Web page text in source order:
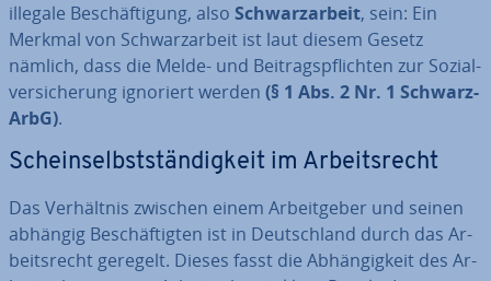
illegale Be­schäf­ti­gung, also Schwarz­ar­beit, sein: Ein
Merkmal von Schwarz­ar­beit ist laut diesem Gesetz
nämlich, dass die Melde- und Bei­trags­pflich­ten zur So­zi­al­
ver­si­che­rung ignoriert werden (§ 1 Abs. 2 Nr. 1 Schwarz­
ArbG).
Schein­selbst­stän­dig­keit im Ar­beits­recht
Das Ver­hält­nis zwischen einem Ar­beit­ge­ber und seinen
abhängig Be­schäf­tig­ten ist in Deutsch­land durch das Ar­
beits­recht geregelt. Dieses fasst die Ab­hän­gig­keit des Ar­